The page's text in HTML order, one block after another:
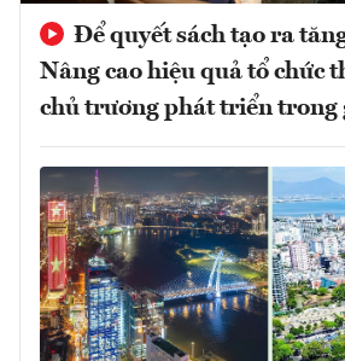
Để quyết sách tạo ra
Nâng cao hiệu quả tổ chức
chủ trương phát triển trong